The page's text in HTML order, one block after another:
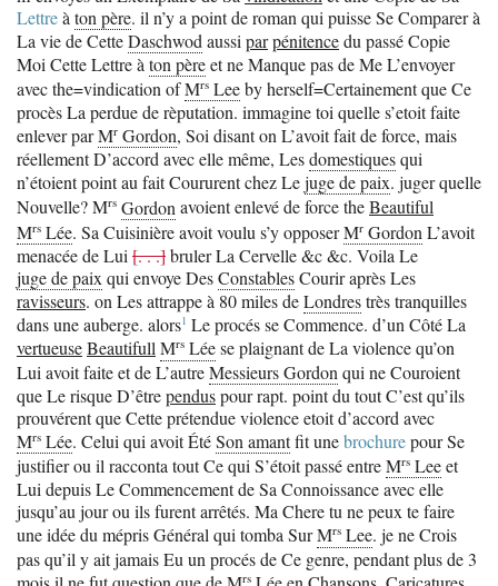
Lettreà ton père. il n’y a point de roman qui puisse Se Comparer à
La vie de CetteDaschwod aussi parpénitencedu passé Copie
Moi Cette Lettre à ton pèreet ne Manque pas de Me L’envoyer
avec the=vindication ofMrs Leeby herself=Certainement que Ce
procès La perdue de rèputation. immagine toi quelle s’etoit faite
enlever parMr Gordon, Soi disant on L’avoit fait de force, mais
réellement D’accord avec elle même, Lesdomestiquesqui
n’étoient point au fait Coururent chez Lejuge de paix. juger quelle
Nouvelle? Mrs Gordon avoient enlevé de force theBeautiful
Mrs Lée. Sa Cuisinière avoit voulu s’y opposerMr Gordon L’avoit
menacée de Lui [. . .]bruler La Cervelle &c &c. Voila Le
juge de paix qui envoye DesConstablesCourir après Les
ravisseurs. on Les attrappe à 80 miles deLondrestrès tranquilles
dans une auberge. alors1 Le procés se Commence. d’un Côté La
vertueuseBeautifullMrs Léese plaignant de La violence qu’on
Lui avoit faite et de L’autreMessieurs Gordon qui ne Couroient
que Le risque D’êtrependuspour rapt. point du tout C’est qu’ils
prouvérent que Cette prétendue violence etoit d’accord avec
Mrs Lée. Celui qui avoit ÉtéSon amantfit unebrochurepour Se
justifier ou il racconta tout Ce qui S’étoit passé entreMrs Leeet
Lui depuis Le Commencement de Sa Connoissance avec elle
jusqu’au jour ou ils furent arrêtés. Ma Chere tu ne peux te faire
une idée du mépris Général qui tomba SurMrs Lee. je ne Crois
pas qu’il y ait jamais Eu un procés de Ce genre, pendant plus de 3
rs